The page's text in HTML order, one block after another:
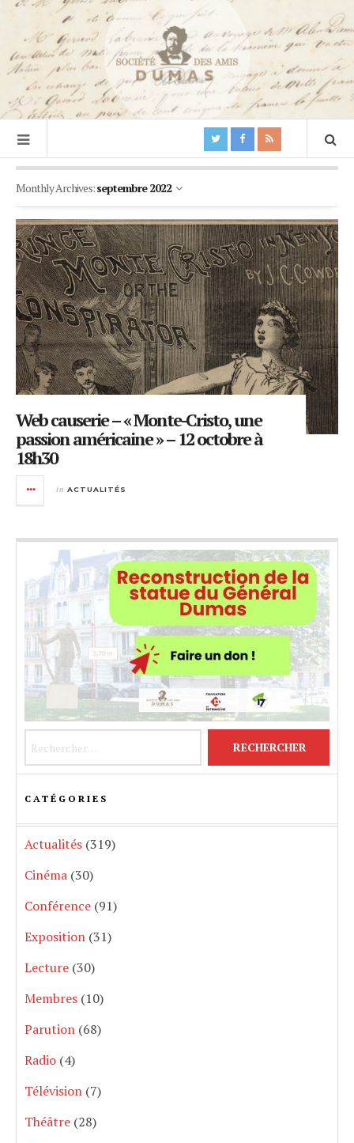
Monthly Archives:septembre 2022
Web causerie – « Monte-Cristo, une
passion américaine » – 12 octobre à
18h30
in ACTUALITÉS
CATÉGORIES
Actualités (319)
Cinéma (30)
Conférence (91)
Exposition (31)
Lecture (30)
Membres (10)
Parution (68)
Radio (4)
Télévision (7)
Théâtre (28)